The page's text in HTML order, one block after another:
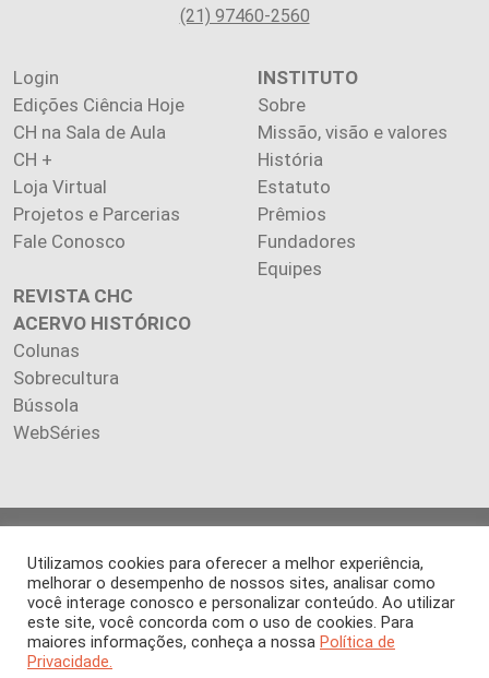
(21) 97460-2560
Login
Edições Ciência Hoje
CH na Sala de Aula
CH +
Loja Virtual
Projetos e Parcerias
Fale Conosco
INSTITUTO
Sobre
Missão, visão e valores
História
Estatuto
Prêmios
Fundadores
Equipes
REVISTA CHC
ACERVO HISTÓRICO
Colunas
Sobrecultura
Bússola
WebSéries
reservados.
Os artigos publicados na revista refletem exclusivamente a
opinião de seus autores.
É proibida a reprodução, integral ou parcial, do conteúdo (imagens
Utilizamos cookies para oferecer a melhor experiência,
melhorar o desempenho de nossos sites, analisar como
você interage conosco e personalizar conteúdo. Ao utilizar
este site, você concorda com o uso de cookies. Para
maiores informações, conheça a nossa Política de
Privacidade.